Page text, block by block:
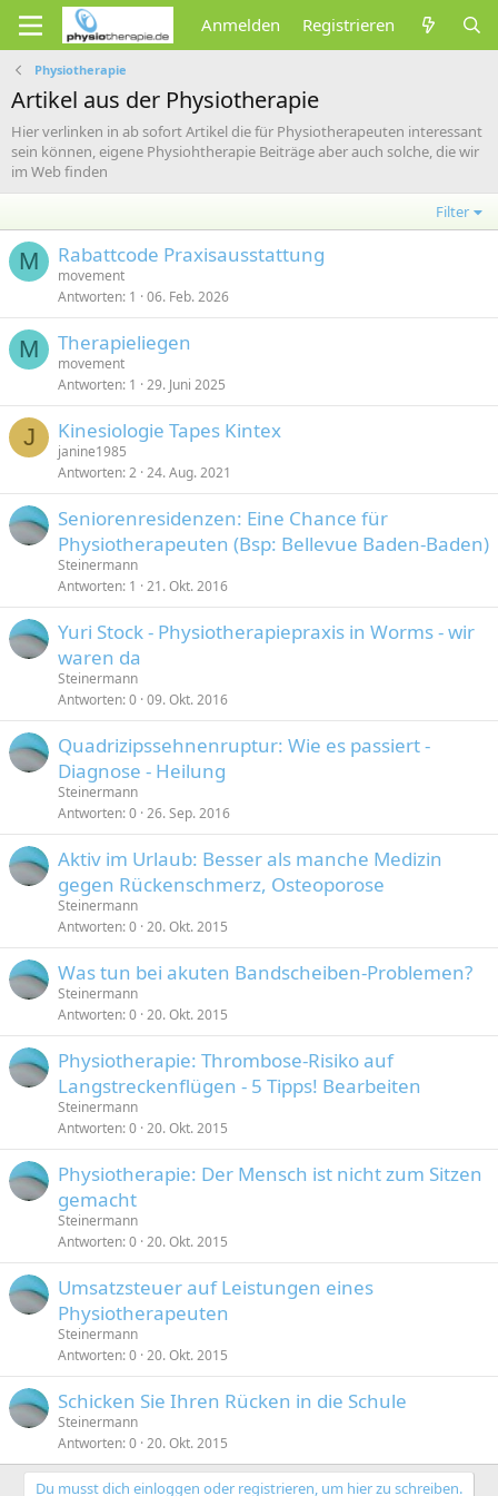
Anmelden Registrieren
Physiotherapie
Artikel aus der Physiotherapie
Hier verlinken in ab sofort Artikel die für Physiotherapeuten interessant
sein können, eigene Physiohtherapie Beiträge aber auch solche, die wir
im Web finden
Filter
M Rabattcode Praxisausstattung
movement
Antworten 1 06. Feb. 2026
M Therapieliegen
movement
Antworten 1 29. Juni 2025
J Kinesiologie Tapes Kintex
janine1985
Antworten 2 24. Aug. 2021
Seniorenresidenzen: Eine Chance für
Physiotherapeuten (Bsp: Bellevue Baden-Baden)
Steinermann
Antworten 1 21. Okt. 2016
Yuri Stock - Physiotherapiepraxis in Worms - wir
waren da
Steinermann
Antworten 0 09. Okt. 2016
Quadrizipssehnenruptur: Wie es passiert -
Diagnose - Heilung
Steinermann
Antworten 0 26. Sep. 2016
Aktiv im Urlaub: Besser als manche Medizin
gegen Rückenschmerz, Osteoporose
Steinermann
Antworten 0 20. Okt. 2015
Was tun bei akuten Bandscheiben-Problemen?
Steinermann
Antworten 0 20. Okt. 2015
Physiotherapie: Thrombose-Risiko auf
Langstreckenflügen - 5 Tipps! Bearbeiten
Steinermann
Antworten 0 20. Okt. 2015
Physiotherapie: Der Mensch ist nicht zum Sitzen
gemacht
Steinermann
Antworten 0 20. Okt. 2015
Umsatzsteuer auf Leistungen eines
Physiotherapeuten
Steinermann
Antworten 0 20. Okt. 2015
Schicken Sie Ihren Rücken in die Schule
Steinermann
Antworten 0 20. Okt. 2015
Du musst dich einloggen oder registrieren, um hier zu schreiben.